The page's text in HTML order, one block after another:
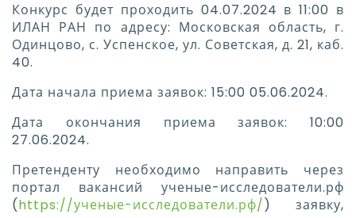
Конкурс будет проходить 04.07.2024 в 11:00 в
ИЛАН РАН по адресу: Московская область, г.
Одинцово, с. Успенское, ул. Советская, д. 21, каб.
40.
Дата начала приема заявок: 15:00 05.06.2024.
Дата окончания приема заявок: 10:00
27.06.2024.
Претенденту необходимо направить через
портал вакансий ученые-исследователи.рф
(https://ученые-исследователи.рф/) заявку,